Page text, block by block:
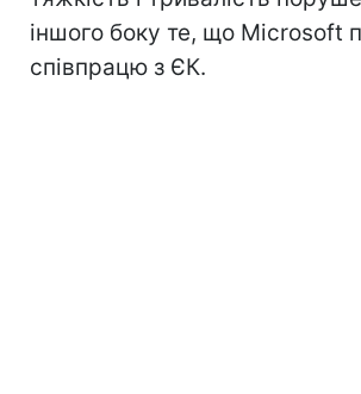
іншого боку те, що Microsoft
співпрацю з ЄК.